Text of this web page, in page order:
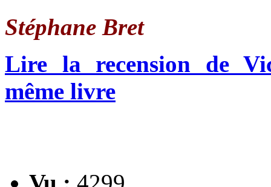
Stéphane Bret
Lire la recension de
même livre